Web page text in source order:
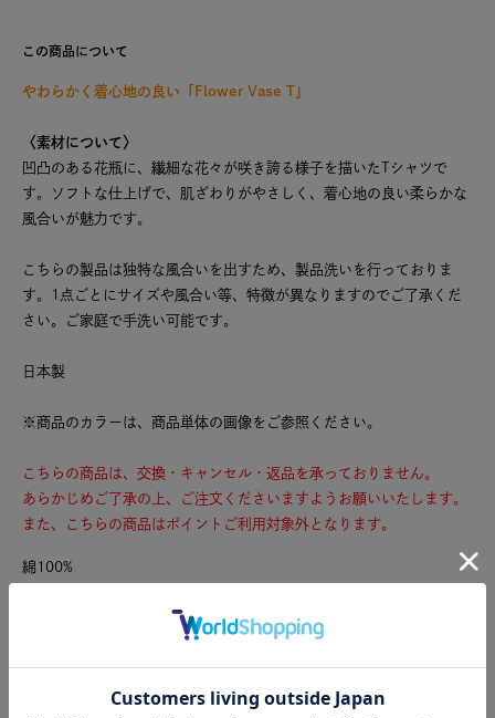
この商品について
やわらかく着心地の良い「Flower Vase T」
〈素材について〉
凹凸のある花瓶に、繊細な花々が咲き誇る様子を描いたTシャツで
す。ソフトな仕上げで、肌ざわりがやさしく、着心地の良い柔らかな
風合いが魅力です。
こちらの製品は独特な風合いを出すため、製品洗いを行っておりま
す。1点ごとにサイズや風合い等、特徴が異なりますのでご了承くだ
さい。ご家庭で手洗い可能です。
日本製
※商品のカラーは、商品単体の画像をご参照ください。
こちらの商品は、交換・キャンセル・返品を承っておりません。
あらかじめご了承の上、ご注文くださいますようお願いいたします。
また、こちらの商品はポイントご利用対象外となります。
綿100%
サイズ 着丈 身幅 裄丈 裾幅
61 61 51